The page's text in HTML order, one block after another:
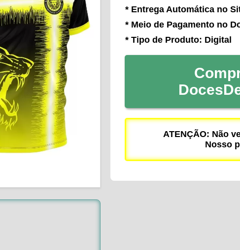
* Entrega Automática no
* Meio de Pagamento no
* Tipo de Produto: Digital
ATENÇÃO: Não
Nosso